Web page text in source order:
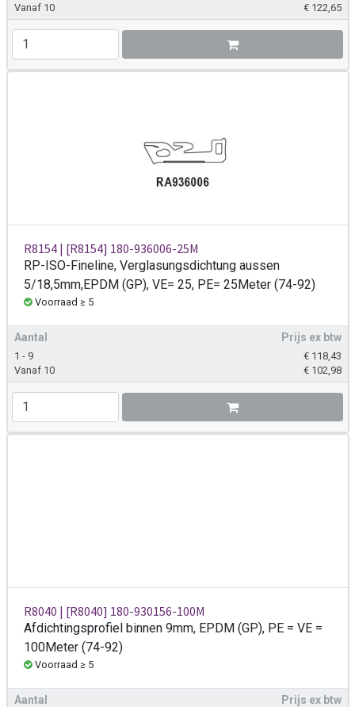
Vanaf 10
€ 122,65
R8154 | [R8154] 180-936006-25M
RP-ISO-Fineline, Verglasungsdichtung aussen
5/18,5mm,EPDM (GP), VE= 25, PE= 25Meter (74-92)
Voorraad ≥ 5
Aantal Prijs ex btw
1 - 9 € 118,43
Vanaf 10
€ 102,98
R8040 | [R8040] 180-930156-100M
Afdichtingsprofiel binnen 9mm, EPDM (GP), PE = VE =
100Meter (74-92)
Voorraad ≥ 5
Aantal Prijs ex btw